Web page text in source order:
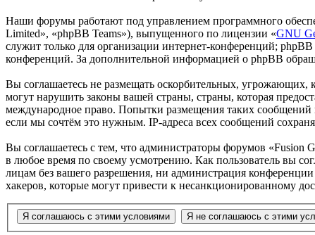
Наши форумы работают под управлением программного
Limited», «phpBB Teams»), выпущенного по лицензии «GNU
служит только для организации интернет-конференций;
конференций. За дополнительной информацией о phpBB
Вы соглашаетесь не размещать оскорбительных,
могут нарушить законы вашей страны, страны, которая
международное право. Попытки размещения таких сообщений
если мы сочтём это нужным. IP-адреса всех сообщений
Вы соглашаетесь с тем, что администраторы форумов «Fusion
в любое время по своему усмотрению. Как пользователь вы
лицам без вашего разрешения, ни администрация
хакеров, которые могут привести к несанкционированному